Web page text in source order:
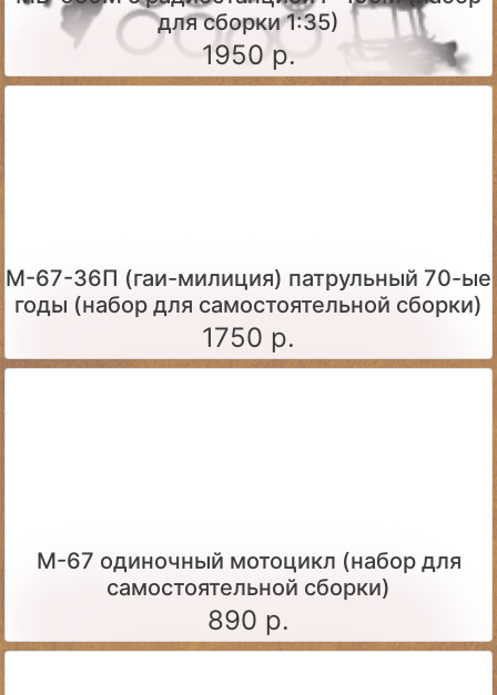
для сборки 1:35)
1950 р.
М-67-36П (гаи-милиция) патрульный 70-ые
годы (набор для самостоятельной сборки)
1750 р.
М-67 одиночный мотоцикл (набор для
самостоятельной сборки)
890 р.